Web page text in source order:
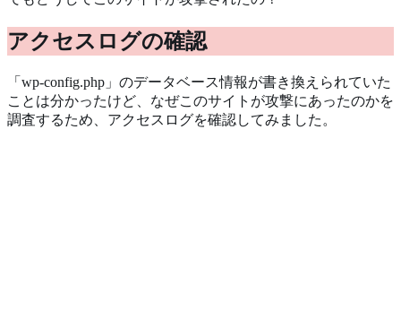
アクセスログの確認
「wp-config.php」のデータベース情報が書き換えられていた
ことは分かったけど、なぜこのサイトが攻撃にあったのかを
調査するため、アクセスログを確認してみました。